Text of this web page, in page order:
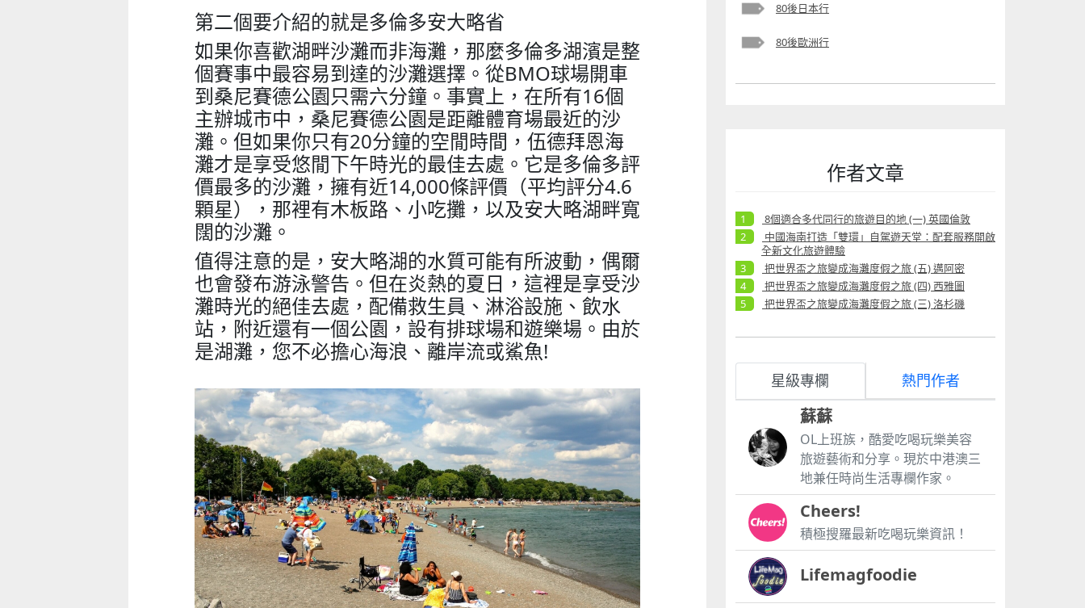
第二個要介紹的就是多倫多安大略省
如果你喜歡湖畔沙灘而非海灘，那麼多倫多湖濱是整
個賽事中最容易到達的沙灘選擇。從BMO球場開車
到桑尼賽德公園只需六分鐘。事實上，在所有16個
主辦城市中，桑尼賽德公園是距離體育場最近的沙
灘。但如果你只有20分鐘的空閒時間，伍德拜恩海
灘才是享受悠閒下午時光的最佳去處。它是多倫多評
價最多的沙灘，擁有近14,000條評價（平均評分4.6
顆星），那裡有木板路、小吃攤，以及安大略湖畔寬
闊的沙灘。
值得注意的是，安大略湖的水質可能有所波動，偶爾
也會發布游泳警告。但在炎熱的夏日，這裡是享受沙
灘時光的絕佳去處，配備救生員、淋浴設施、飲水
站，附近還有一個公園，設有排球場和遊樂場。由於
是湖灘，您不必擔心海浪、離岸流或鯊魚!
80後日本行
80後歐洲行
作者文章
8個適合多代同行的旅遊目的地 (一) 英國倫敦
中國海南打造「雙環」自駕遊天堂：配套服務開啟
全新文化旅遊體驗
把世界盃之旅變成海灘度假之旅 (五) 邁阿密
把世界盃之旅變成海灘度假之旅 (四) 西雅圖
把世界盃之旅變成海灘度假之旅 (三) 洛杉磯
星級專欄 熱門作者
蘇蘇
OL上班族，酷愛吃喝玩樂美容
旅遊藝術和分享。現於中港澳三
地兼任時尚生活專欄作家。
Cheers!
積極搜羅最新吃喝玩樂資訊！
Lifemagfoodie